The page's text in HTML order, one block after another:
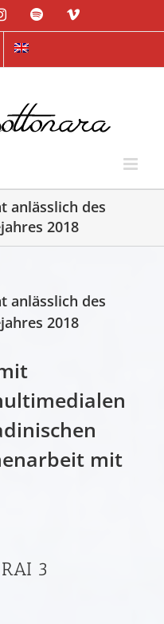
InstagramSpotifyVimeo
anlässlich des
2018
anlässlich des
2018
mit
Italia.
3